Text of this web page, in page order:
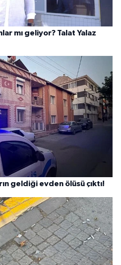
mı geliyor? Talat Yalaz
geldiği evden ölüsü çıktı!